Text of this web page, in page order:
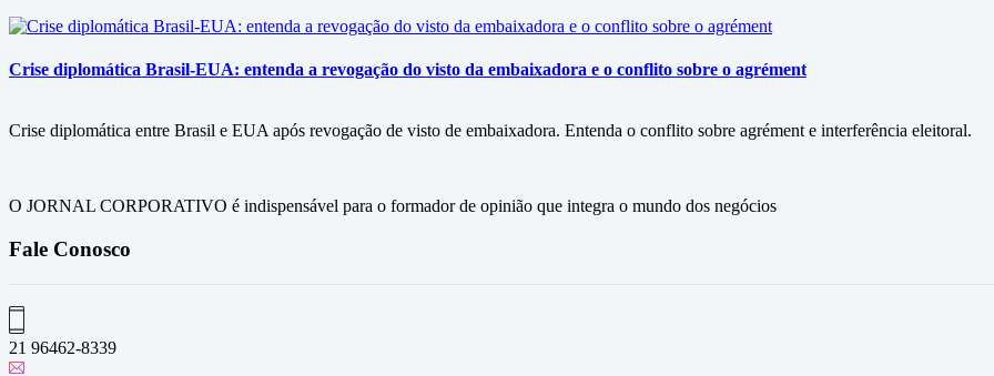
Crise diplomática Brasil-EUA: entenda a revogação do visto da embaixadora e o conflito sobre o agrément
Crise diplomática entre Brasil e EUA após revogação de visto de embaixadora. Entenda o conflito sobre agrément e interferência eleitoral.
O JORNAL CORPORATIVO é indispensável para o formador de opinião que integra o mundo dos negócios
Fale Conosco
21 96462-8339